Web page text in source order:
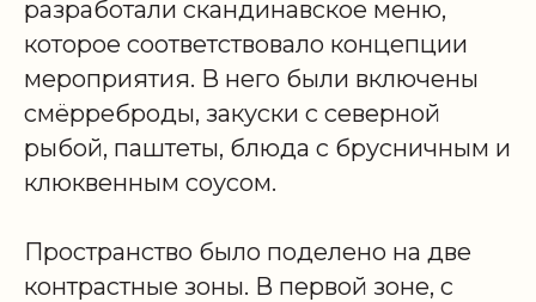
разработали скандинавское меню,
которое соответствовало концепции
мероприятия. В него были включены
смёрреброды, закуски с северной
рыбой, паштеты, блюда с брусничным и
клюквенным соусом.
Пространство было поделено на две
контрастные зоны. В первой зоне, с